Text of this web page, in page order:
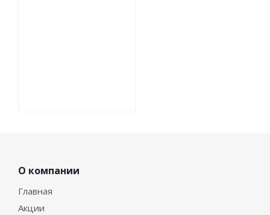
О компании
Главная
Акции